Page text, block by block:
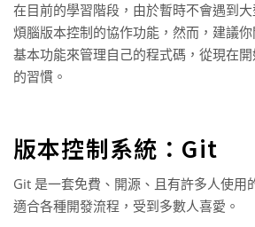
在目前的學習階段，由於暫時不會遇到
煩腦版本控制的協作功能，然而，建議
基本功能來管理自己的程式碼，從現在
的習慣。
版本控制系統：Git
Git 是一套免費、開源、且有許多人使用
適合各種開發流程，受到多數人喜愛。